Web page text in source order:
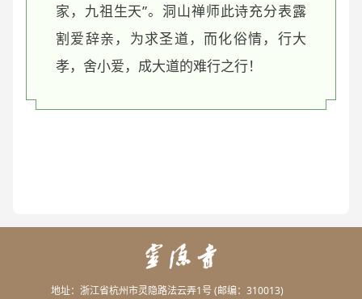
家，九祖生天”。洞山禅师此诗充分表露
割爱辞亲，为求圣道，而化俗情，行大
孝，舍小爱，成大道的难行之行！
地址：浙江省杭州市灵隐路法云弄1号 (邮编：310013)